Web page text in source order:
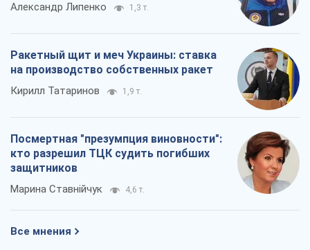
Александр Липенко 1,3 т.
Ракетный щит и меч Украины: ставка
на производство собственных ракет
Кирилл Татаринов 1,9 т.
Посмертная "презумпция виновности":
кто разрешил ТЦК судить погибших
защитников
Марина Ставнійчук 4,6 т.
Все мнения